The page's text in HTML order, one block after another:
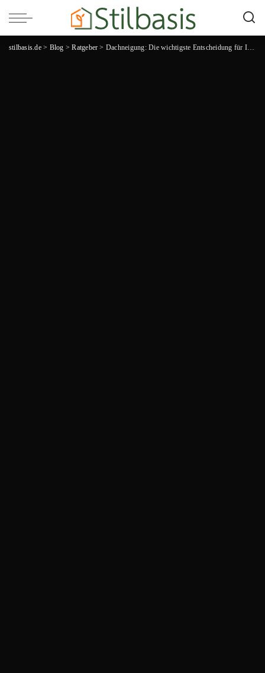
stilbasis.de> Blog >Ratgeber > Dachneigung: Die wichtigste Entscheidung für Ihr perfektes Dach